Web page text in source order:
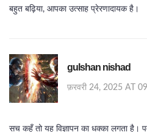
बहुत बढ़िया, आपका उत्साह प्रेरणादायक है।
gulshan nishad
फ़रवरी 24, 2025 AT
सच कहूँ तो यह विज्ञापन का धक्का लगता है।